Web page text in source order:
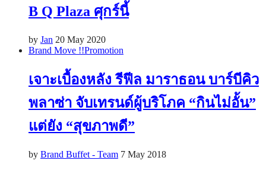
B Q Plaza ศุกร์นี้
by Jan 20 May 2020
Brand Move !!Promotion
เจาะเบื้องหลัง รีฟีล มาราธอน บาร์บีคิว
พลาซ่า จับเทรนด์ผู้บริโภค “กินไม่อั้น”
แต่ยัง “สุขภาพดี”
by Brand Buffet - Team 7 May 2018